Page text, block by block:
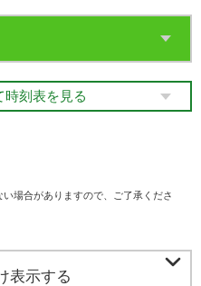
時刻表を見る
場合がありますので、ご了承くださ
表示する 